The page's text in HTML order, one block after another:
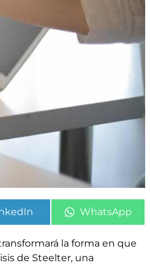
WhatsApp
la forma en que
de Steelter, una